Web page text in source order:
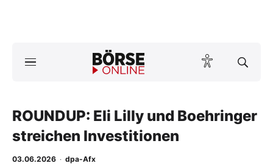
ktuelle Ausgabe BÖRSE ONLINE lesen
News
Anlageprodukte
ROUNDUP: Eli Lilly und Boehringer
streichen Investitionen
03.06.2026 · dpa-Afx